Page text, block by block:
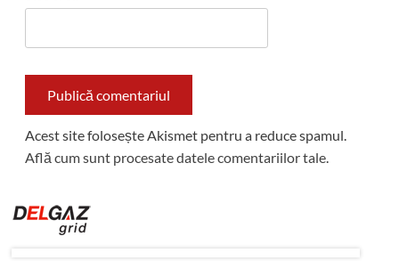
Acest site folosește Akismet pentru a reduce spamul.
Află cum sunt procesate datele comentariilor tale.